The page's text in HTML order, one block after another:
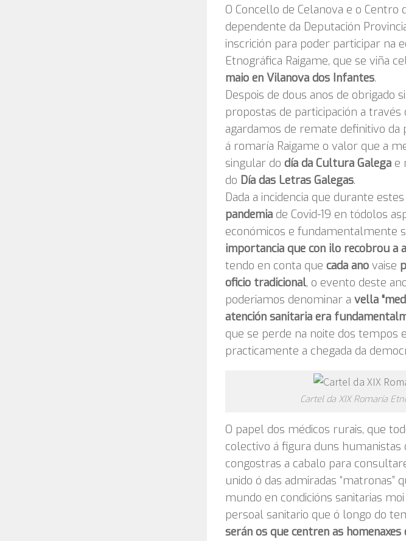
O Concello de Celanova e o
dependente da Deputación
inscrición para poder participar na
Etnográfica Raigame, que se viña
maio en Vilanova dos Infantes.
Despois de dous anos de obrigado
propostas de participación a través
agardamos de remate definitivo
á romaría Raigame o valor que a
singular do día da Cultura Galega e
do Día das Letras Galegas.
Dada a incidencia que durante estes
pandemia de Covid-19 en tódolos
económicos e fundamentalmente
importancia que con ilo recobrou a
tendo en conta que cada ano vaise
oficio tradicional, o evento deste
poderiamos denominar a vella
atención sanitaria era
que se perde na noite dos tempos
practicamente a chegada da
Cartel da XIX Romaría
O papel dos médicos rurais, que
colectivo á figura duns humanistas
congostras a cabalo para
unido ó das admiradas “matronas”
mundo en condicións sanitarias
persoal sanitario que ó longo do
serán os que centren as